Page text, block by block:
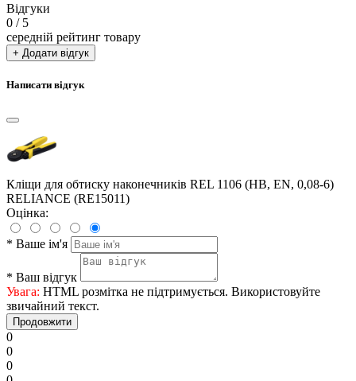
Відгуки
0 / 5
середній рейтинг товару
+ Додати відгук
Написати відгук
Кліщи для обтиску наконечників REL 1106 (HB, EN, 0,08-6)
RELIANCE (RE15011)
Оцінка:
* Ваше ім'я
* Ваш відгук
Увага: HTML розмітка не підтримується. Використовуйте
звичайний текст.
Продовжити
0
0
0